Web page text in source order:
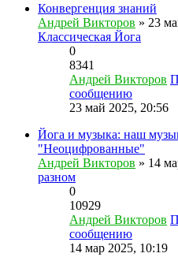
Конвергенция знаний
Андрей Викторов » 23
Классическая Йога
0
8341
Андрей Викторов
сообщению
23 май 2025, 20:56
Йога и музыка: наш
"Неоцифрованные"
Андрей Викторов » 14
разном
0
10929
Андрей Викторов
сообщению
14 мар 2025, 10:19